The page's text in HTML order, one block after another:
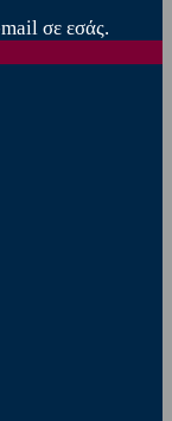
σε εσάς.